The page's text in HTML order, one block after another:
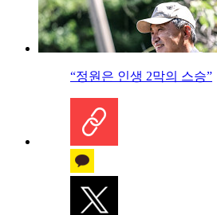
“정원은 인생 2막의 스승”